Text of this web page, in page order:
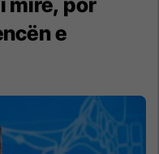
mirë, por
e